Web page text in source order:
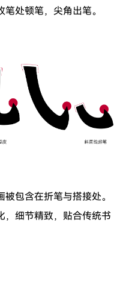
处顿笔，尖角出笔。
包含在折笔与搭接处。
，细节精致，贴合传统书